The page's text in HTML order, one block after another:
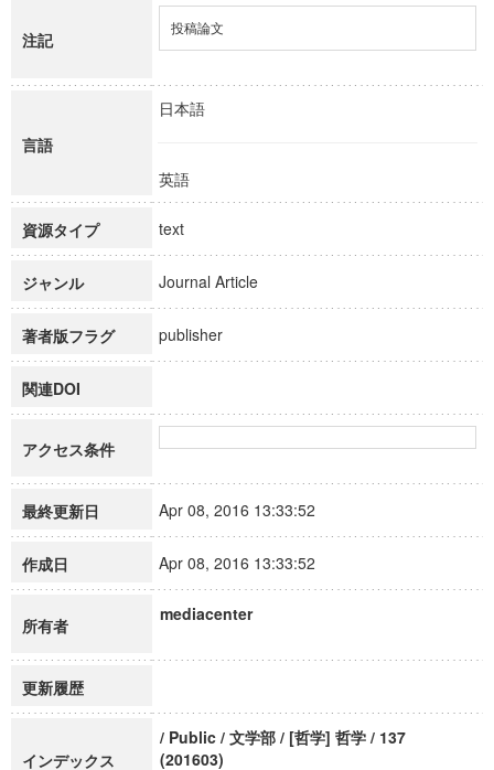
注記
投稿論文
言語
日本語
英語
資源タイプ text
ジャンル Journal Article
著者版フラグ publisher
関連DOI
アクセス条件
最終更新日 Apr 08, 2016 13:33:52
作成日 Apr 08, 2016 13:33:52
所有者
mediacenter
更新履歴
インデックス
/ Public / 文学部 / [哲学] 哲学 / 137
(201603)